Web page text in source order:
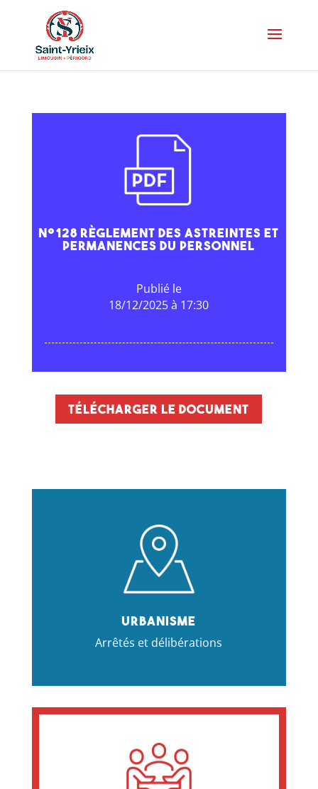
N°128 règlement des astreintes et
permanences du personnel
18/12/2025 à 17:30
Télécharger le document
Urbanisme
Arrêtés et délibérations